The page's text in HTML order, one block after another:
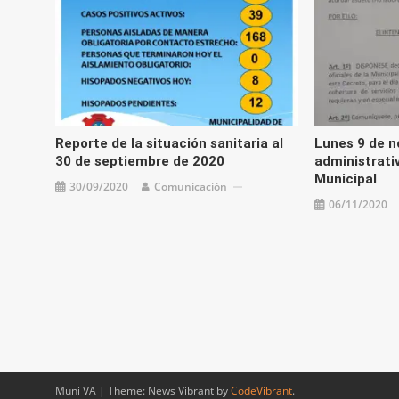
Reporte de la situación sanitaria al
30 de septiembre de 2020
30/09/2020 Comunicación
Lunes 9 de
Municipal
06/11/2020
Muni VA | Theme: News Vibrant byCodeVibrant.